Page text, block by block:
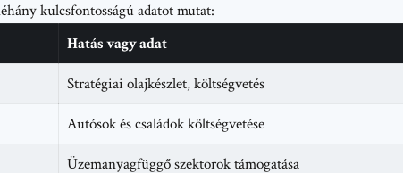
kulcsfontosságú adatot mutat:
Hatás vagy adat
Stratégiai olajkészlet, költségvetés
Autósok és családok költségvetése
Üzemanyagfüggő szektorok támogatása